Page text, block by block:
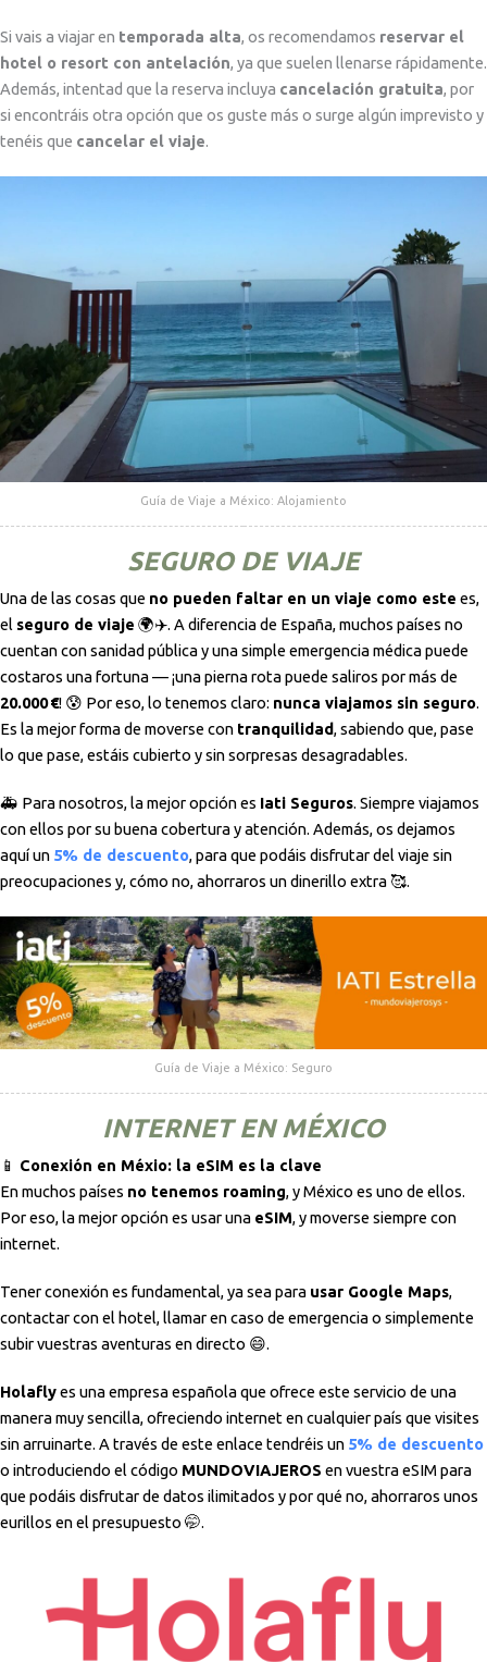
Si vais a viajar en temporada alta, os recomendamos reservar el
hotel o resort con antelación, ya que suelen llenarse rápidamente.
Además, intentad que la reserva incluya cancelación gratuita, por
si encontráis otra opción que os guste más o surge algún imprevisto y
tenéis que cancelar el viaje.
Guía de Viaje a México: Alojamiento
SEGURO DE VIAJE
Una de las cosas que no pueden faltar en un viaje como este es,
el seguro de viaje 🌍✈️. A diferencia de España, muchos países no
cuentan con sanidad pública y una simple emergencia médica puede
costaros una fortuna — ¡una pierna rota puede saliros por más de
20.000 €! 😰 Por eso, lo tenemos claro: nunca viajamos sin seguro.
Es la mejor forma de moverse con tranquilidad, sabiendo que, pase
lo que pase, estáis cubierto y sin sorpresas desagradables.
🚑 Para nosotros, la mejor opción es Iati Seguros. Siempre viajamos
con ellos por su buena cobertura y atención. Además, os dejamos
aquí un 5% de descuento, para que podáis disfrutar del viaje sin
preocupaciones y, cómo no, ahorraros un dinerillo extra 🥰.
Guía de Viaje a México: Seguro
INTERNET EN MÉXICO
📱 Conexión en Méxio: la eSIM es la clave
En muchos países no tenemos roaming, y México es uno de ellos.
Por eso, la mejor opción es usar una eSIM, y moverse siempre con
internet.
Tener conexión es fundamental, ya sea para usar Google Maps,
contactar con el hotel, llamar en caso de emergencia o simplemente
subir vuestras aventuras en directo 😄.
Holaflyes una empresa española que ofrece este servicio de una
manera muy sencilla, ofreciendo internet en cualquier país que visites
sin arruinarte. A través de este enlace tendréis un 5% de descuento
o introduciendo el código MUNDOVIAJEROS en vuestra eSIM para
que podáis disfrutar de datos ilimitados y por qué no, ahorraros unos
eurillos en el presupuesto 🤭.